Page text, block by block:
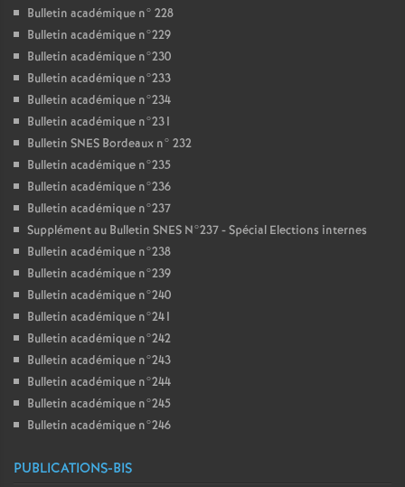
Bulletin académique n° 228
Bulletin académique n°229
Bulletin académique n°230
Bulletin académique n°233
Bulletin académique n°234
Bulletin académique n°231
Bulletin SNES Bordeaux n° 232
Bulletin académique n°235
Bulletin académique n°236
Bulletin académique n°237
Supplément au Bulletin SNES N°237 - Spécial Elections internes
Bulletin académique n°238
Bulletin académique n°239
Bulletin académique n°240
Bulletin académique n°241
Bulletin académique n°242
Bulletin académique n°243
Bulletin académique n°244
Bulletin académique n°245
Bulletin académique n°246
PUBLICATIONS-BIS